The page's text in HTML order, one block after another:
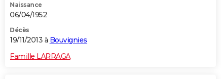
Naissance
06/04/1952
Décès
19/11/2013 à Bouvignies
Famille LARRAGA